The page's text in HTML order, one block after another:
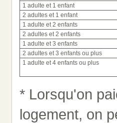
1 adulte et 1 enfant
2 adultes et 1 enfant
1 adulte et 2 enfants
2 adultes et 2 enfants
1 adulte et 3 enfants
2 adultes et 3 enfants ou plus
1 adulte et 4 enfants ou plus
* Lorsqu'on
logement, on